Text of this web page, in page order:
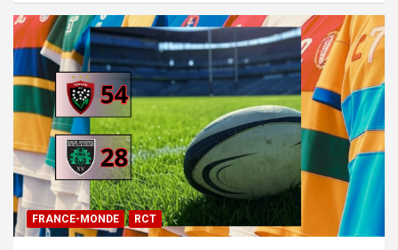
FRANCE-MONDE RCT